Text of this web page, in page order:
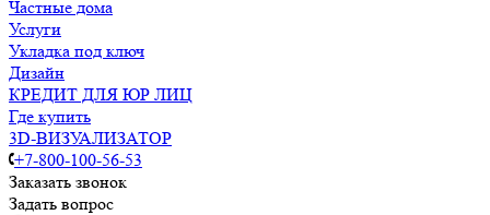
Частные дома
Услуги
Укладка под ключ
Дизайн
КРЕДИТ ДЛЯ ЮР ЛИЦ
Где купить
3D-ВИЗУАЛИЗАТОР
+7-800-100-56-53
Заказать звонок
Задать вопрос